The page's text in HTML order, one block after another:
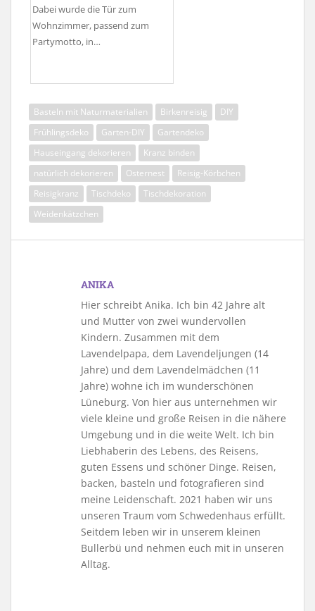
Dabei wurde die Tür zum
Wohnzimmer, passend zum
Partymotto, in…
Basteln mit Naturmaterialien Birkenreisig
DIY
Frühlingsdeko
Garten-DIY
Gartendeko
Hauseingang dekorieren
Kranz binden
natürlich dekorieren
Osternest
Reisig-Körbchen
Reisigkranz
Tischdeko
Tischdekoration
Weidenkätzchen
ANIKA
Hier schreibt Anika. Ich bin 42 Jahre alt
und Mutter von zwei wundervollen
Kindern. Zusammen mit dem
Lavendelpapa, dem Lavendeljungen (14
Jahre) und dem Lavendelmädchen (11
Jahre) wohne ich im wunderschönen
Lüneburg. Von hier aus unternehmen wir
viele kleine und große Reisen in die nähere
Umgebung und in die weite Welt. Ich bin
Liebhaberin des Lebens, des Reisens,
guten Essens und schöner Dinge. Reisen,
backen, basteln und fotografieren sind
meine Leidenschaft. 2021 haben wir uns
unseren Traum vom Schwedenhaus erfüllt.
Seitdem leben wir in unserem kleinen
Bullerbü und nehmen euch mit in unseren
Alltag.